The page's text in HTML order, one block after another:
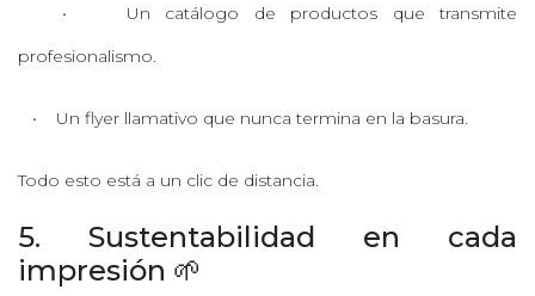
• Un catálogo de productos que transmite
profesionalismo.
• Un flyer llamativo que nunca termina en la basura.
Todo esto está a un clic de distancia.
5. Sustentabilidad en cada
impresión 🌱